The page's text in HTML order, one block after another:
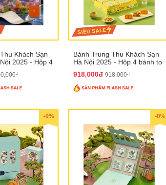
Khách Sạn
2025 - Hộp 4
Bánh Trung Thu Khách Sạn
Hà Nội 2025 - Hộp 4 bánh to
918,000đ 918,000₫
-0% -0%